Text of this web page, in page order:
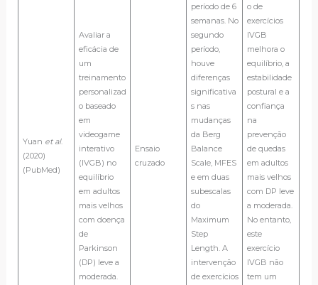
Yuan et al.
(2020)
(PubMed)
Avaliar a
eficácia de
um
treinamento
personalizad
o baseado
em
videogame
interativo
(IVGB) no
equilíbrio
em adultos
mais velhos
com doença
de
Parkinson
(DP) leve a
moderada.
Ensaio
cruzado
período de 6
semanas. No
segundo
período,
houve
diferenças
significativa
s nas
mudanças
da Berg
Balance
Scale, MFES
e em duas
subescalas
do
Maximum
Step
Length. A
intervenção
de exercícios
o de
exercícios
IVGB
melhora o
equilíbrio, a
estabilidade
postural e a
confiança
na
prevenção
de quedas
em adultos
mais velhos
com DP leve
a moderada.
No entanto,
este
exercício
IVGB não
tem um